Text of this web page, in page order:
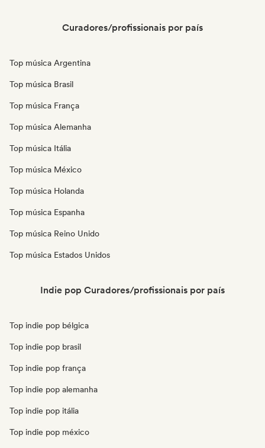
Curadores/profissionais por país
Top música Argentina
Top música Brasil
Top música França
Top música Alemanha
Top música Itália
Top música México
Top música Holanda
Top música Espanha
Top música Reino Unido
Top música Estados Unidos
Indie pop Curadores/profissionais por país
Top indie pop bélgica
Top indie pop brasil
Top indie pop frança
Top indie pop alemanha
Top indie pop itália
Top indie pop méxico